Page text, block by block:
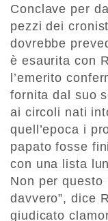
Conclave per
pezzi dei
dovrebbe
è esaurita con
l’emerito
fornita dal suo
ai circoli nati
quell’epoca i
papato fosse
con una lista
Non per
davvero”, dice
giudicato